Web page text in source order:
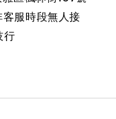
服時段無人接
行